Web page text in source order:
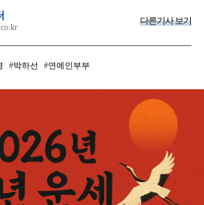
다른기사 보기
박하선 연예인부부